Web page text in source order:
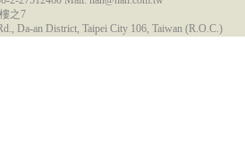
之7
Da-an District, Taipei City 106, Taiwan (R.O.C.)